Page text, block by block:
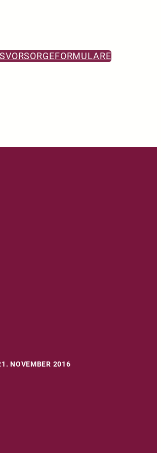
FORMULARE
NOVEMBER 2016